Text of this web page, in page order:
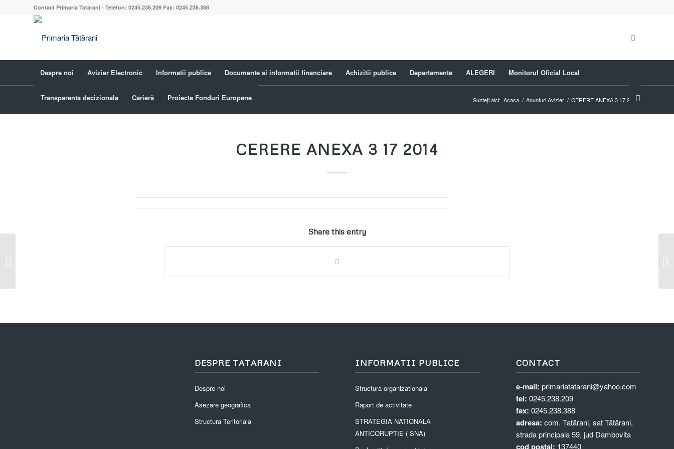
Contact Primaria Tatarani - Telefon: 0245.238.209 Fax: 0245.238.388
Despre noi Avizier Electronic Informatii publice Documente si informatii financiare Achizitii publice Departamente ALEGERI Monitorul Oficial Local
Transparenta decizionala Carieră Proiecte Fonduri Europene
Blog - Ultimele știri Sunteți aici: Acasa / Anunturi Avizier / CERERE ANEXA 3 17 2014
CERERE ANEXA 3 17 2014
Share this entry
DESPRE TATARANI
Despre noi
Asezare geografica
Structura Teritoriala
INFORMATII PUBLICE
Structura organizationala
Raport de activitate
STRATEGIA NATIONALA
ANTICORUPTIE ( SNA)
CONTACT
e-mail: primariatatarani@yahoo.com
tel: 0245.238.209
fax: 0245.238.388
adresa: com. Tatărani, sat Tătărani,
strada principala 59, jud Dambovita
cod postal: 137440